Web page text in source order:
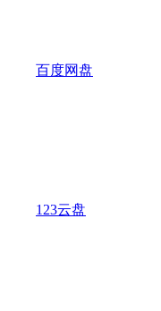
百度网盘
123云盘